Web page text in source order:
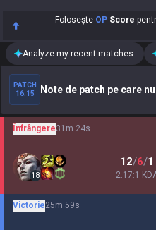
Folosește OP Score
Analyze my recent matches.
PATCH
16.15
Note de patch pe care
Înfrângere31m 24s
18
12/6/1
2.17:1
Victorie25m 59s